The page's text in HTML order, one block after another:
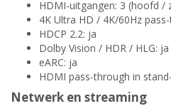
HDMI-uitgangen: 3 (hoofd /
4K Ultra HD / 4K/60Hz
HDCP 2.2: ja
Dolby Vision / HDR / HLG: ja
eARC: ja
HDMI pass-through in
Netwerk en streaming